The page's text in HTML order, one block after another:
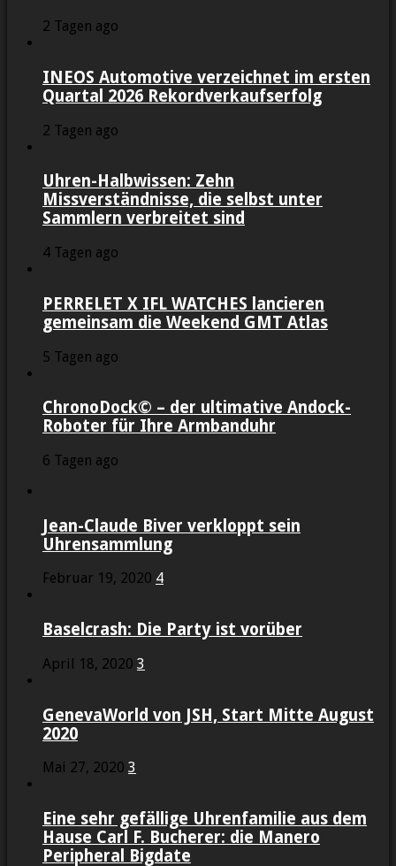
2 Tagen ago
INEOS Automotive verzeichnet im ersten
Quartal 2026 Rekordverkaufserfolg
2 Tagen ago
Uhren-Halbwissen: Zehn
Missverständnisse, die selbst unter
Sammlern verbreitet sind
4 Tagen ago
PERRELET X IFL WATCHES lancieren
gemeinsam die Weekend GMT Atlas
5 Tagen ago
ChronoDock© – der ultimative Andock-
Roboter für Ihre Armbanduhr
6 Tagen ago
Jean-Claude Biver verkloppt sein
Uhrensammlung
Februar 19, 2020 4
Baselcrash: Die Party ist vorüber
April 18, 2020 3
GenevaWorld von JSH, Start Mitte August
2020
Mai 27, 2020 3
Eine sehr gefällige Uhrenfamilie aus dem
Hause Carl F. Bucherer: die Manero
Peripheral Bigdate